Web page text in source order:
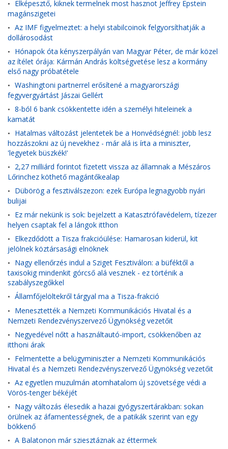
• Elképesztő, kiknek termelnek most hasznot Jeffrey Epstein
magánszigetei
• Az IMF figyelmeztet: a helyi stabilcoinok felgyorsíthatják a
dollárosodást
• Hónapok óta kényszerpályán van Magyar Péter, de már közel
az ítélet órája: Kármán András költségvetése lesz a kormány
első nagy próbatétele
• Washingtoni partnerrel erősítené a magyarországi
fegyvergyártást Jászai Gellért
• 8-ból 6 bank csökkentette idén a személyi hiteleinek a
kamatát
• Hatalmas változást jelentetek be a Honvédségnél: jobb lesz
hozzászokni az új nevekhez - már alá is írta a miniszter,
'legyetek büszkék!'
• 2,27 milliárd forintot fizetett vissza az államnak a Mészáros
Lőrinchez köthető magántőkealap
• Dübörög a fesztiválszezon: ezek Európa legnagyobb nyári
bulijai
• Ez már nekünk is sok: bejelzett a Katasztrófavédelem, tízezer
helyen csaptak fel a lángok itthon
• Elkezdődött a Tisza frakcióülése: Hamarosan kiderül, kit
jelölnek köztársasági elnöknek
• Nagy ellenőrzés indul a Sziget Fesztiválon: a büféktől a
taxisokig mindenkit górcső alá vesznek - ez történik a
szabályszegőkkel
• Államfőjelöltekről tárgyal ma a Tisza-frakció
• Menesztették a Nemzeti Kommunikációs Hivatal és a
Nemzeti Rendezvényszervező Ügynökség vezetőit
• Negyedével nőtt a használtautó-import, csökkenőben az
itthoni árak
• Felmentette a belügyminiszter a Nemzeti Kommunikációs
Hivatal és a Nemzeti Rendezvényszervező Ügynökség vezetőit
• Az egyetlen muzulmán atomhatalom új szövetsége védi a
Vörös-tenger békéjét
• Nagy változás élesedik a hazai gyógyszertárakban: sokan
örülnek az áfamentességnek, de a patikák szerint van egy
bökkenő
• A Balatonon már sziesztáznak az éttermek